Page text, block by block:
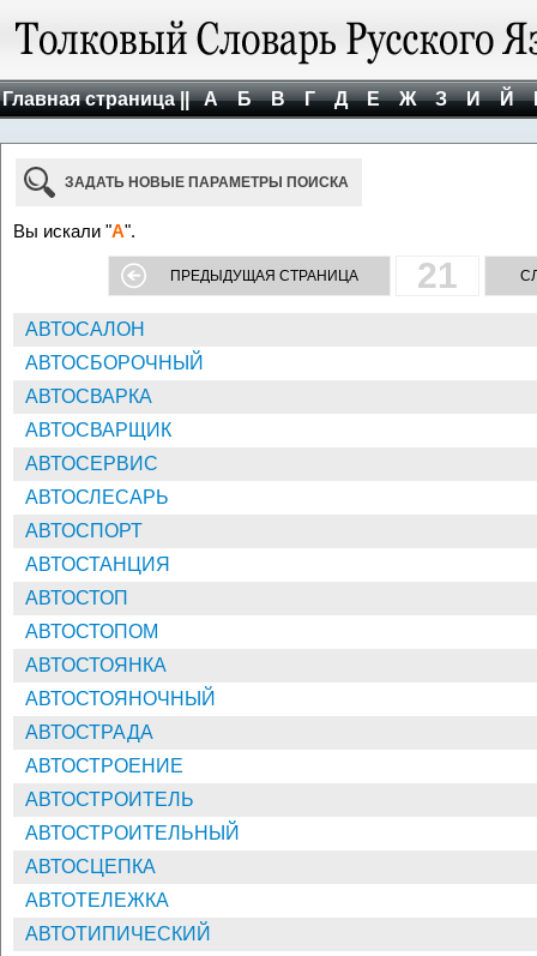
Главная страница || А Б В Г Д Е Ж З И Й
ЗАДАТЬ НОВЫЕ ПАРАМЕТРЫ ПОИСКА
Вы искали "А".
ПРЕДЫДУЩАЯ СТРАНИЦА 21
АВТОСАЛОН
АВТОСБОРОЧНЫЙ
АВТОСВАРКА
АВТОСВАРЩИК
АВТОСЕРВИС
АВТОСЛЕСАРЬ
АВТОСПОРТ
АВТОСТАНЦИЯ
АВТОСТОП
АВТОСТОПОМ
АВТОСТОЯНКА
АВТОСТОЯНОЧНЫЙ
АВТОСТРАДА
АВТОСТРОЕНИЕ
АВТОСТРОИТЕЛЬ
АВТОСТРОИТЕЛЬНЫЙ
АВТОСЦЕПКА
АВТОТЕЛЕЖКА
АВТОТИПИЧЕСКИЙ